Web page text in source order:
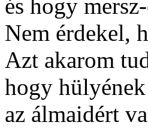
és hogy
Nem érdekel,
Azt akarom
hogy
az álmaidért